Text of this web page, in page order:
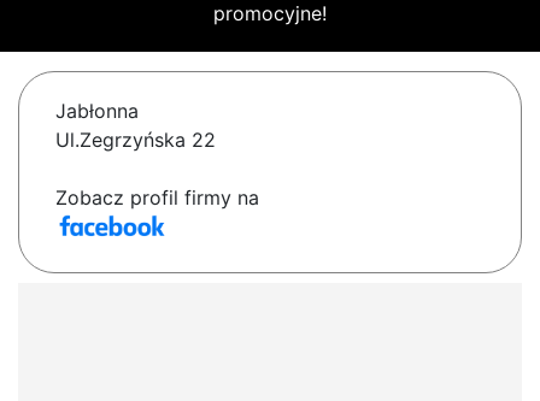
promocyjne!
Jabłonna
Ul.Zegrzyńska 22
Zobacz profil firmy na